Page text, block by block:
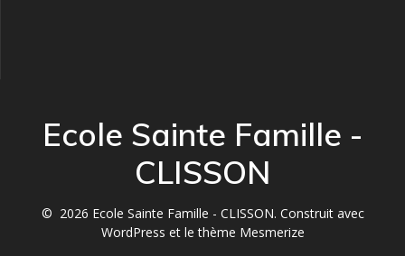
Ecole Sainte Famille -
CLISSON
© 2026 Ecole Sainte Famille - CLISSON. Construit avec
WordPress et lethème Mesmerize